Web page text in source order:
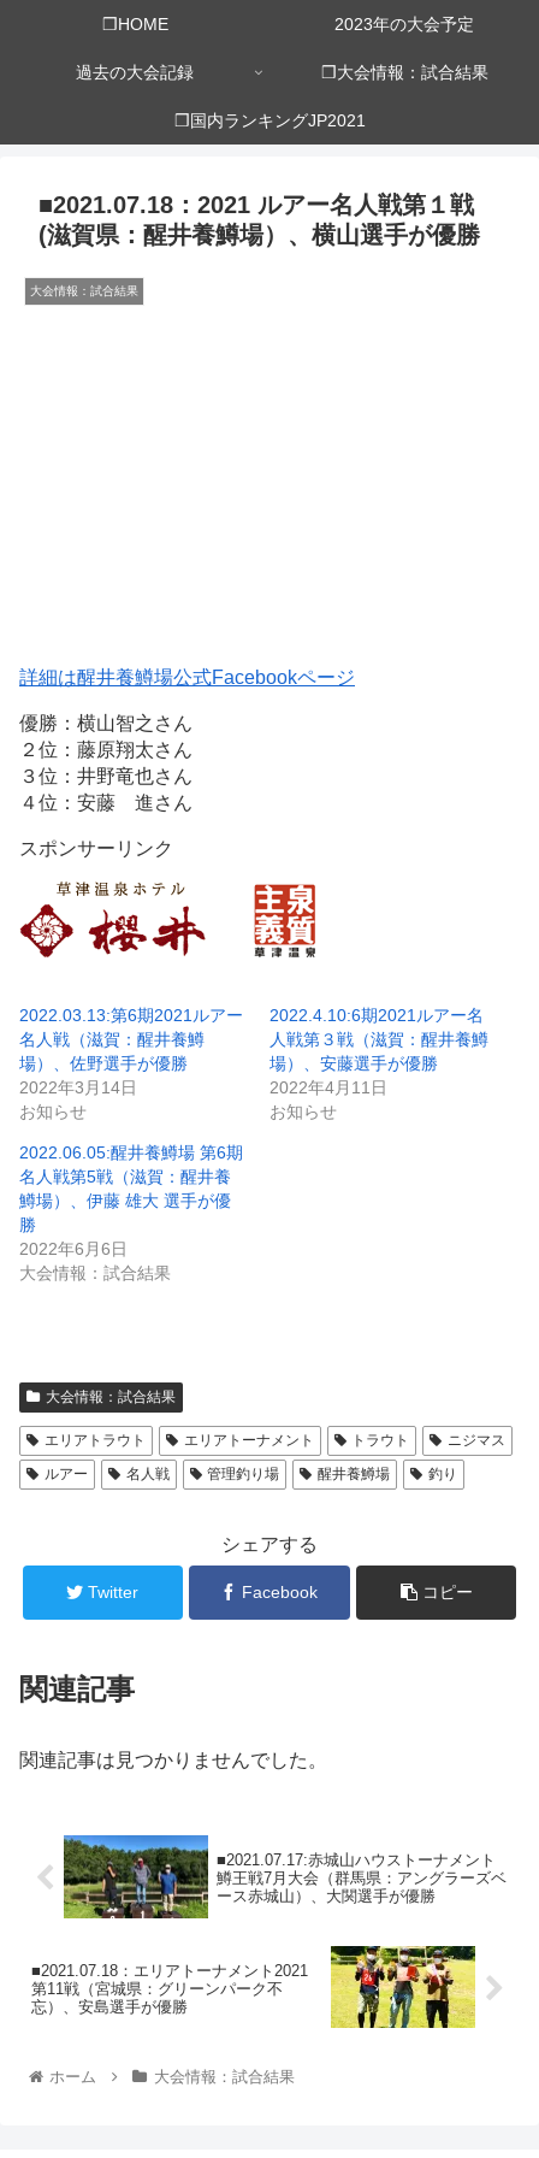
❒HOME 2023年の大会予定
過去の大会記録 ❒大会情報：試合結果
❒国内ランキングJP2021
■2021.07.18：2021 ルアー名人戦第１戦
(滋賀県：醒井養鱒場）、横山選手が優勝
大会情報：試合結果
詳細は醒井養鱒場公式Facebookページ
優勝：横山智之さん
２位：藤原翔太さん
３位：井野竜也さん
４位：安藤 進さん
スポンサーリンク
2022.03.13:第6期2021ルアー
名人戦（滋賀：醒井養鱒
場）、佐野選手が優勝
2022年3月14日
お知らせ
2022.4.10:6期2021ルアー名
人戦第３戦（滋賀：醒井養鱒
場）、安藤選手が優勝
2022年4月11日
お知らせ
2022.06.05:醒井養鱒場 第6期
名人戦第5戦（滋賀：醒井養
鱒場）、伊藤 雄大 選手が優
勝
2022年6月6日
大会情報：試合結果
大会情報：試合結果
エリアトラウト エリアトーナメント トラウト
ニジマス
ルアー
名人戦 管理釣り場 醒井養鱒場 釣り
シェアする
Twitter Facebook コピー
関連記事
関連記事は見つかりませんでした。
■2021.07.17:赤城山ハウストーナメント
鱒王戦7月大会（群馬県：アングラーズベ
ース赤城山）、大関選手が優勝
■2021.07.18：エリアトーナメント2021
第11戦（宮城県：グリーンパーク不
忘）、安島選手が優勝
ホーム 大会情報：試合結果